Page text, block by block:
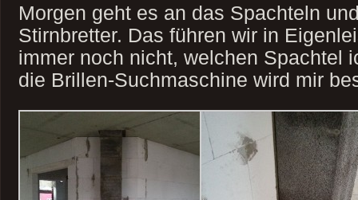
Morgen geht es an das Spachteln
Stirnbretter. Das führen wir in
immer noch nicht, welchen Spachtel
die Brillen-Suchmaschine wird mir